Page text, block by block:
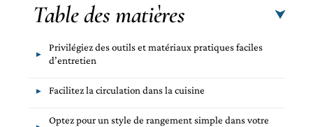
Table des matières
Privilégiez des outils et matériaux pratiques faciles
d’entretien
Facilitez la circulation dans la cuisine
Optez pour un style de rangement simple dans votre